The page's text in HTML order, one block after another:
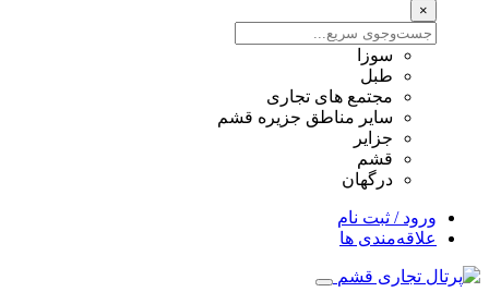
×
سوزا
طبل
مجتمع های تجاری
سایر مناطق جزیره قشم
جزایر
قشم
درگهان
ورود / ثبت نام
علاقه‌مندی ها